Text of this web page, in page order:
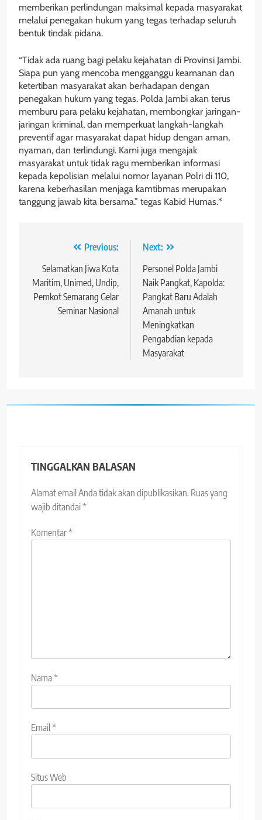
memberikan perlindungan maksimal kepada masyarakat
melalui penegakan hukum yang tegas terhadap seluruh
bentuk tindak pidana.
“Tidak ada ruang bagi pelaku kejahatan di Provinsi Jambi.
Siapa pun yang mencoba mengganggu keamanan dan
ketertiban masyarakat akan berhadapan dengan
penegakan hukum yang tegas. Polda Jambi akan terus
memburu para pelaku kejahatan, membongkar jaringan-
jaringan kriminal, dan memperkuat langkah-langkah
preventif agar masyarakat dapat hidup dengan aman,
nyaman, dan terlindungi. Kami juga mengajak
masyarakat untuk tidak ragu memberikan informasi
kepada kepolisian melalui nomor layanan Polri di 110,
karena keberhasilan menjaga kamtibmas merupakan
tanggung jawab kita bersama.” tegas Kabid Humas.*
Navigasi
pos
Previous:
Selamatkan Jiwa Kota
Maritim, Unimed, Undip,
Pemkot Semarang Gelar
Seminar Nasional
Next:
Personel Polda Jambi
Naik Pangkat, Kapolda:
Pangkat Baru Adalah
Amanah untuk
Meningkatkan
Pengabdian kepada
Masyarakat
TINGGALKAN BALASAN
Alamat email Anda tidak akan dipublikasikan. Ruas yang
wajib ditandai*
Komentar*
Nama*
Email*
Situs Web